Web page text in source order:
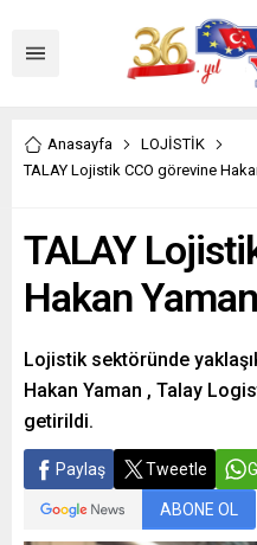
Anasayfa
LOJİSTİK
TALAY Lojistik CCO görevine
TALAY
Hakan
Lojistik sektöründe
Hakan Yaman , Talay
getirildi.
Paylaş Tweetle
ABONE OL